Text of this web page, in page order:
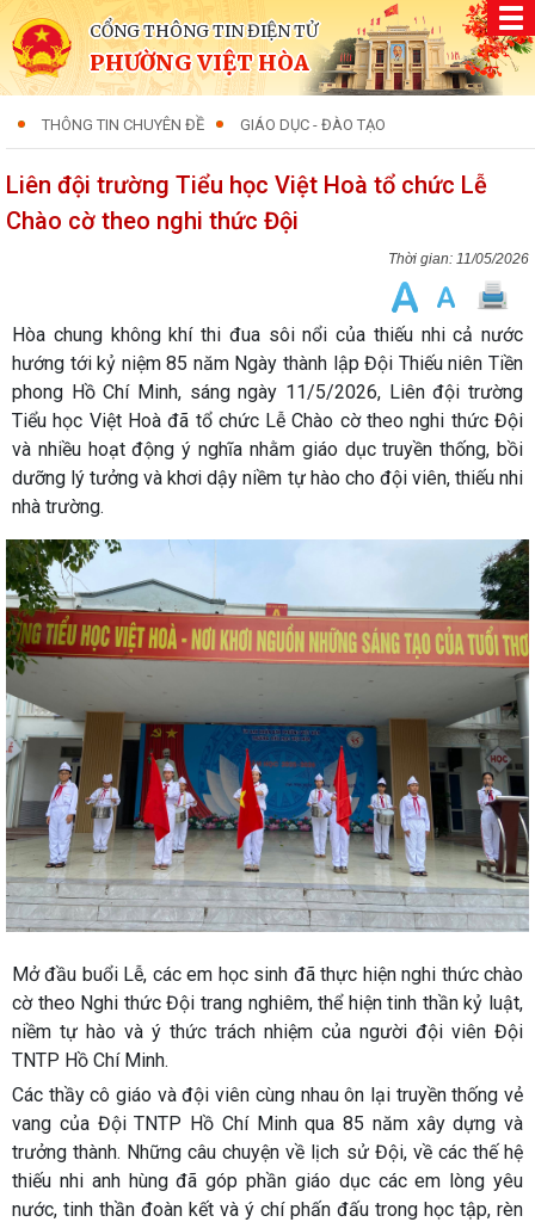
CỔNG THÔNG TIN ĐIỆN TỬ
PHƯỜNG VIỆT HÒA
THÔNG TIN CHUYÊN ĐỀ GIÁO DỤC - ĐÀO TẠO
Liên đội trường Tiểu học Việt Hoà tổ chức Lễ
Chào cờ theo nghi thức Đội
11/05/2026
Hòa chung không khí thi đua sôi nổi của thiếu nhi cả nước
hướng tới kỷ niệm 85 năm Ngày thành lập Đội Thiếu niên Tiền
phong Hồ Chí Minh, sáng ngày 11/5/2026, Liên đội trường
Tiểu học Việt Hoà đã tổ chức Lễ Chào cờ theo nghi thức Đội
và nhiều hoạt động ý nghĩa nhằm giáo dục truyền thống, bồi
dưỡng lý tưởng và khơi dậy niềm tự hào cho đội viên, thiếu nhi
nhà trường.
Mở đầu buổi Lễ, các em học sinh đã thực hiện nghi thức chào
cờ theo Nghi thức Đội trang nghiêm, thể hiện tinh thần kỷ luật,
niềm tự hào và ý thức trách nhiệm của người đội viên Đội
TNTP Hồ Chí Minh.
Các thầy cô giáo và đội viên cùng nhau ôn lại truyền thống vẻ
vang của Đội TNTP Hồ Chí Minh qua 85 năm xây dựng và
trưởng thành. Những câu chuyện về lịch sử Đội, về các thế hệ
thiếu nhi anh hùng đã góp phần giáo dục các em lòng yêu
nước, tinh thần đoàn kết và ý chí phấn đấu trong học tập, rèn